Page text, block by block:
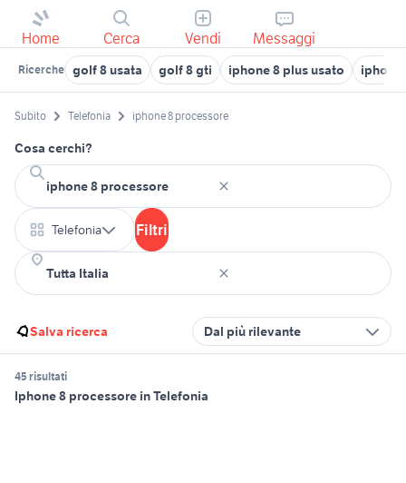
Home Cerca Vendi Messaggi
Ricerche golf 8 usata golf 8 gti iphone 8 plus usato iphone
Subito Telefonia iphone 8 processore
Cosa cerchi?
Telefonia Filtri
Salva ricerca Dal più rilevante
45 risultati
Iphone 8 processore in Telefonia